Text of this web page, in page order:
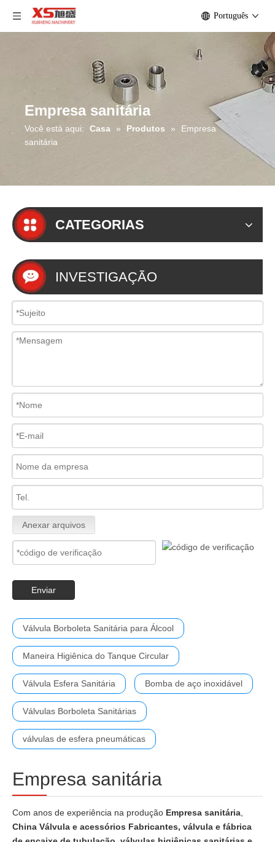
Português
Empresa sanitária
Você está aqui: Casa » Produtos »
Empresa
sanitária
CATEGORIAS
INVESTIGAÇÃO
Anexar arquivos
Enviar
Válvula Borboleta Sanitária para Álcool
Maneira Higiênica do Tanque Circular
Válvula Esfera Sanitária Bomba de aço inoxidável
Válvulas Borboleta Sanitárias
válvulas de esfera pneumáticas
Empresa sanitária
Com anos de experiência na produção Empresa sanitária
China Válvula e acessórios Fabricantes, válvula e fábrica